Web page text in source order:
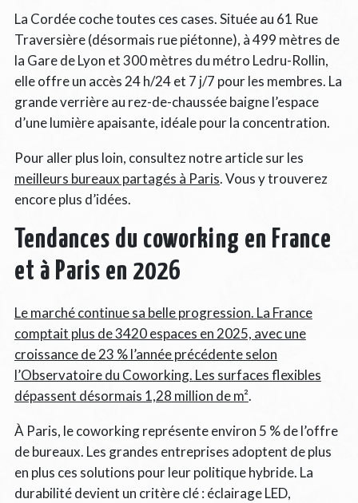
La Cordée coche toutes ces cases. Située au 61 Rue
Traversière (désormais rue piétonne), à 499 mètres de
la Gare de Lyon et 300 mètres du métro Ledru-Rollin,
elle offre un accès 24 h/24 et 7 j/7 pour les membres. La
grande verrière au rez-de-chaussée baigne l’espace
d’une lumière apaisante, idéale pour la concentration.
Pour aller plus loin, consultez notre article sur les
meilleurs bureaux partagés à Paris. Vous y trouverez
encore plus d’idées.
Tendances du coworking en France
et à Paris en 2026
Le marché continue sa belle progression. La France
comptait plus de 3420 espaces en 2025, avec une
croissance de 23 % l’année précédente selon
l’Observatoire du Coworking. Les surfaces flexibles
dépassent désormais 1,28 million de m².
À Paris, le coworking représente environ 5 % de l’offre
de bureaux. Les grandes entreprises adoptent de plus
en plus ces solutions pour leur politique hybride. La
durabilité devient un critère clé : éclairage LED,